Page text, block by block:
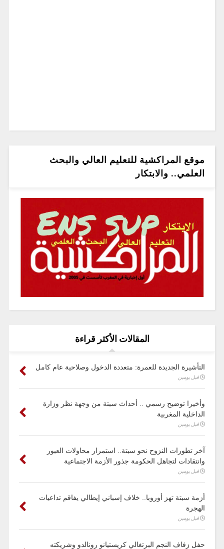
موقع المراكشية للتعليم العالي والبحث
العلمي.. والابتكار
المقالات الأكثر قراءة
التأشيرة الجديدة للعمرة: متعددة الدخول وصلاحية عام كامل
قبل يومين
وأخيرا توضيح رسمي .. أحداث سبتة من وجهة نظر وزارة
الداخلية المغربية
قبل يومين
آخر تطورات النزوح نحو سبتة.. استمرار محاولات العبور
وانتقادات لتجاهل الحكومة جذور الأزمة الاجتماعية
قبل يومين
أزمة سبتة تهز أوروبا.. خلاف إسباني إيطالي يفاقم تداعيات
الهجرة
قبل يومين
حفل زفاف النجم البرتغالي كريستيانو رونالدو وشريكته